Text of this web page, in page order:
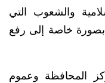
والشعوب التي
خاصة إلى رفع
المحافظة وعموم